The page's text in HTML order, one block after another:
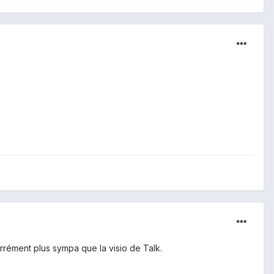
plus sympa que la visio de Talk.